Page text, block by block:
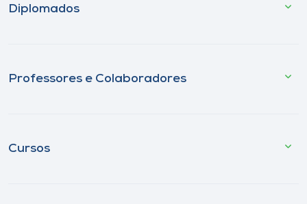
Diplomados
Professores e Colaboradores
Cursos